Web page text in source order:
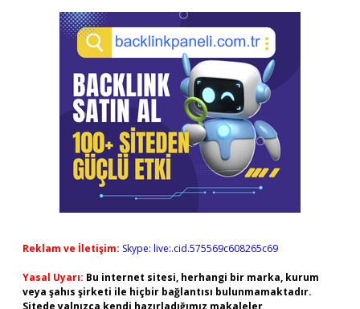
Reklam ve İletişim: Skype: live:.cid.575569c608265c69
Yasal Uyarı: Bu internet sitesi, herhangi bir marka, kurum
veya şahıs şirketi ile hiçbir bağlantısı bulunmamaktadır.
Sitede yalnızca kendi hazırladığımız makaleler